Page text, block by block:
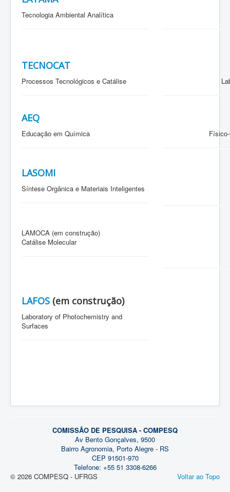
Tecnologia Ambiental Analítica
TECNOCAT
Processos Tecnológicos e Catálise
AEQ
Educação em Química
LASOMI
Síntese Orgânica e Materiais Inteligentes
LAMOCA (em construção)
Catálise Molecular
LAFOS (em construção)
Laboratory of Photochemistry and
Surfaces
COMISSÃO DE PESQUISA - COMPESQ
Av Bento Gonçalves, 9500
Bairro Agronomia, Porto Alegre - RS
CEP 91501-970
Telefone: +55 51 3308-6266
Voltar ao Topo
© 2026 COMPESQ - UFRGS